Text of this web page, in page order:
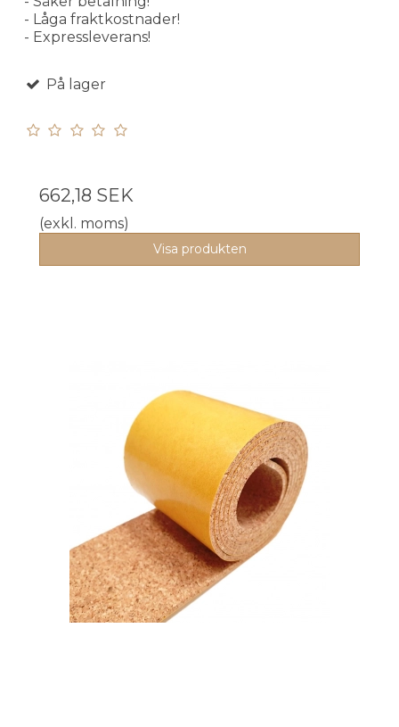
- Låga fraktkostnader!
- Expressleverans!
På lager
662,18 SEK
(exkl. moms)
Visa produkten